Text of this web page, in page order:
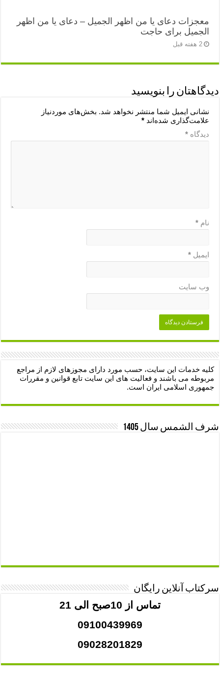
معجزات دعای یا من اظهر الجمیل – دعای یا من اظهر
الجمیل برای حاجت
2 هفته قبل
دیدگاهتان را بنویسید
نشانی ایمیل شما منتشر نخواهد شد. بخش‌های موردنیاز
علامت‌گذاری شده‌اند*
دیدگاه*
نام*
ایمیل*
وب‌ سایت
کلیه خدمات این سایت، حسب مورد دارای مجوزهای لازم از مراجع
مربوطه می باشند و فعالیت های این سایت تابع قوانین و مقررات
جمهوری اسلامی ایران است.
شرف الشمس سال 1405
سرکتاب آنلاین رایگان
تماس از 10صبح الی 21
09100439969
09028201829